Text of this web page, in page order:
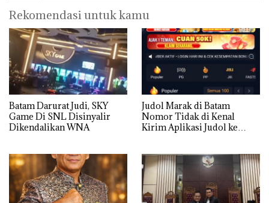
Rekomendasi untuk kamu
Batam Darurat Judi, SKY
Game Di SNL Disinyalir
Dikendalikan WNA
Judol Marak di Batam
Nomor Tidak di Kenal
Kirim Aplikasi Judol ke